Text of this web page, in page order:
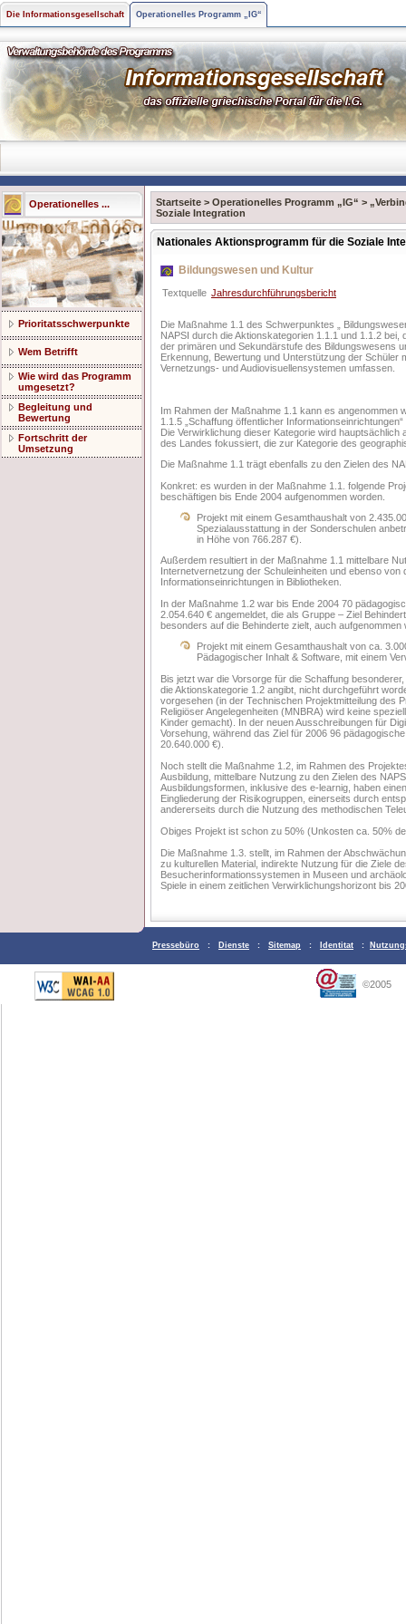
Die Informationsgesellschaft Operationelles Programm „IG“
Operationelles ...
Prioritatsschwerpunkte
Wem Betrifft
Wie wird das Programm
umgesetzt?
Begleitung und
Bewertung
Fortschritt der
Umsetzung
Startseite > Operationelles Programm „IG“ >
Soziale Integration
Nationales Aktionsprogramm für die Soziale
Bildungswesen und Kultur
Textquelle Jahresdurchführungsbericht
Die Maßnahme 1.1 des Schwerpunktes „
NAPSI durch die Aktionskategorien 1.1.1 und 1.1.2 bei,
der primären und Sekundärstufe des Bildungswesens
Erkennung, Bewertung und Unterstützung der Schüler
Vernetzungs- und Audiovisuellensystemen umfassen.
Im Rahmen der Maßnahme 1.1 kann es angenommen
1.1.5 „Schaffung öffentlicher
Die Verwirklichung dieser Kategorie wird hauptsächlich
des Landes fokussiert, die zur Kategorie des
Die Maßnahme 1.1 trägt ebenfalls zu den Zielen des
Konkret: es wurden in der Maßnahme 1.1. folgende
beschäftigen bis Ende 2004 aufgenommen worden.
Projekt mit einem Gesamthaushalt von
Spezialausstattung in der Sonderschulen
in Höhe von 766.287 €).
Außerdem resultiert in der Maßnahme 1.1 mittelbare
Internetvernetzung der Schuleinheiten und ebenso
Informationseinrichtungen in Bibliotheken.
In der Maßnahme 1.2 war bis Ende 2004 70
2.054.640 € angemeldet, die als Gruppe – Ziel
besonders auf die Behinderte zielt, auch aufgenommen
Projekt mit einem Gesamthaushalt von ca.
Pädagogischer Inhalt & Software, mit einem
Bis jetzt war die Vorsorge für die Schaffung
die Aktionskategorie 1.2 angibt, nicht durchgeführt
vorgesehen (in der Technischen Projektmitteilung des
Religiöser Angelegenheiten (MNBRA) wird keine
Kinder gemacht). In der neuen Ausschreibungen für
Vorsehung, während das Ziel für 2006 96
20.640.000 €).
Noch stellt die Maßnahme 1.2, im Rahmen des
Ausbildung, mittelbare Nutzung zu den Zielen des
Ausbildungsformen, inklusive des e-learnig, haben
Eingliederung der Risikogruppen, einerseits durch
andererseits durch die Nutzung des methodischen
Obiges Projekt ist schon zu 50% (Unkosten ca. 50%
Die Maßnahme 1.3. stellt, im Rahmen der
zu kulturellen Material, indirekte Nutzung für die Ziele
Besucherinformationssystemen in Museen und
Spiele in einem zeitlichen Verwirklichungshorizont bis
Pressebüro : Dienste : Sitemap : Identitat :
©2005